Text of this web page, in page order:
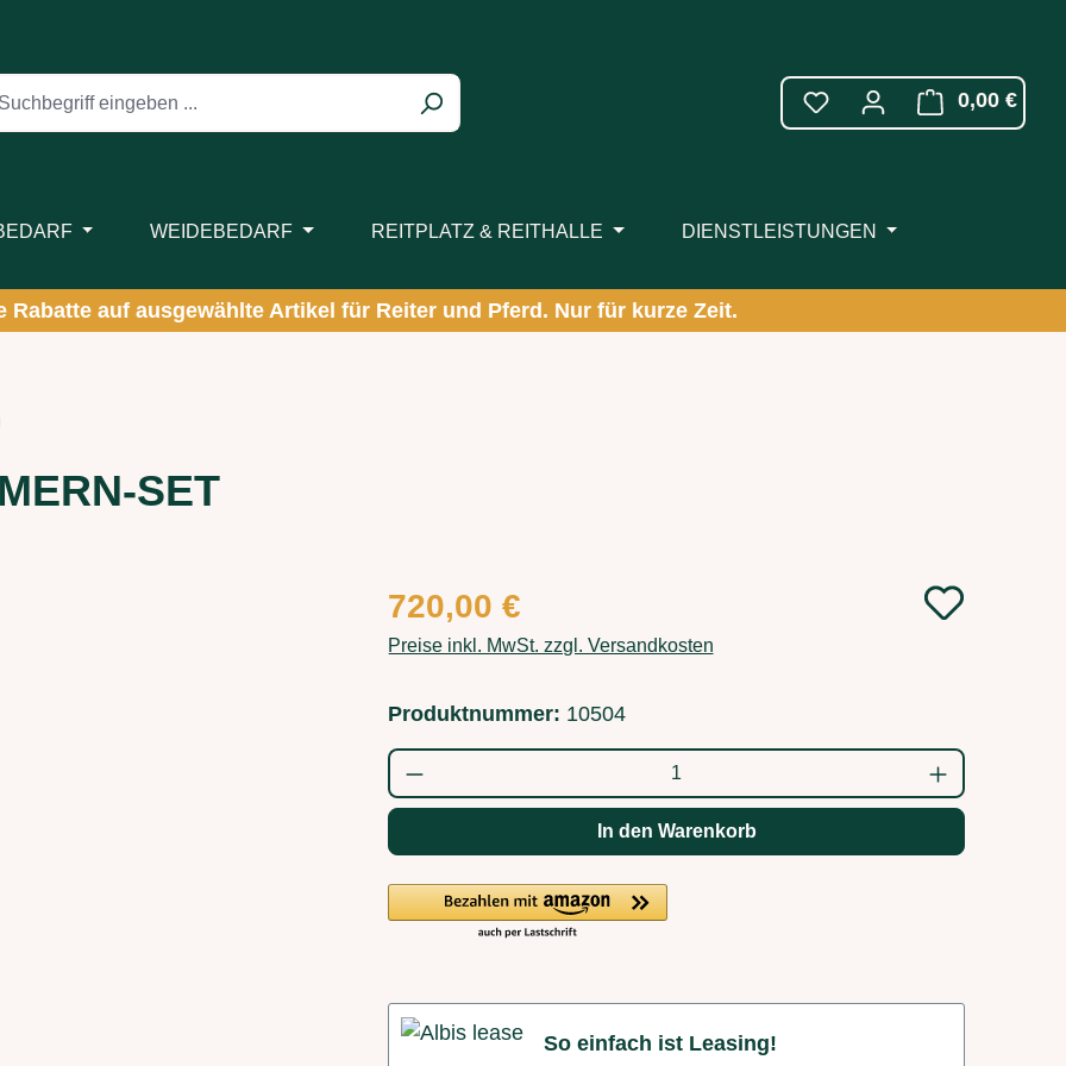
0,00 €
WEIDEBEDARF REITPLATZ & REITHALLE DIENSTLEISTUNGEN
Rabatte auf ausgewählte Artikel für Reiter und Pferd. Nur für kurze Zeit.
SET
Regulärer Preis:
720,00 €
Preise inkl. MwSt. zzgl. Versandkosten
Produktnummer: 10504
Produkt Anzahl: Gib den gewünschten Wert ein
In den Warenkorb
So einfach ist Leasing!